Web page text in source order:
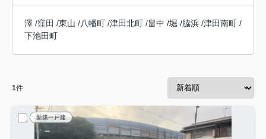
澤 /窪田 /東山 /八幡町 /津田北町 /畠中 /堀 /脇浜 /津田南町 /
下池田町
1件
新築一戸建